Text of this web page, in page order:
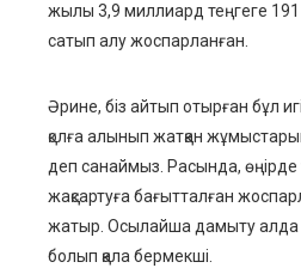
жылы 3,9 миллиард теңгеге
сатып алу жоспарланған.
Әрине, біз айтып отырған бұл
қолға алынып жатқан
деп санаймыз. Расында,
жақсартуға бағытталған
жатыр. Осылайша дамыту алда
болып қала бермекші.